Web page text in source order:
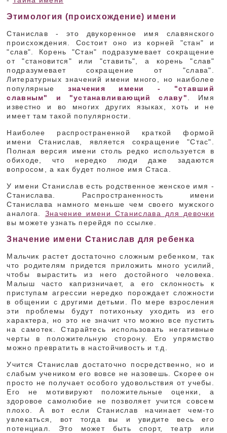
Этимология (происхождение) имени
Станислав - это двукоренное имя славянского
происхождения. Состоит оно из корней "стан" и
"слав". Корень "Стан" подразумевает сокращение
от "становится" или "ставить", а корень "слав"
подразумевает сокращение от "слава".
Литературных значений имени много, но наиболее
популярные значения имени - "ставший
славным" и "устанавливающий славу"
. Имя
известно и во многих других языках, хоть и не
имеет там такой популярности.
Наиболее распространенной краткой формой
имени Станислав, является сокращение "Стас".
Полная версия имени столь редко используется в
обиходе, что нередко люди даже задаются
вопросом, а как будет полное имя Стаса.
У имени Станислав есть родственное женское имя -
Станислава. Распространенность имени
Станислава намного меньше чем своего мужского
аналога. Значение имени Станислава для девочки
вы можете узнать перейдя по ссылке.
Значение имени Станислав для ребенка
Мальчик растет достаточно сложным ребенком, так
что родителям придется приложить много усилий,
чтобы вырастить из него достойного человека.
Малыш часто капризничает, а его склонность к
приступам агрессии нередко порождает сложности
в общении с другими детьми. По мере взросления
эти проблемы будут потихоньку уходить из его
характера, но это не значит что можно все пустить
на самотек. Старайтесь использовать негативные
черты в положительную сторону. Его упрямство
можно превратить в настойчивость и т.д.
Учится Станислав достаточно посредственно, но и
слабым учеником его вовсе не назовешь. Скорее он
просто не получает особого удовольствия от учебы.
Его не мотивируют положительные оценки, а
здоровое самолюбие не позволяет учится совсем
плохо. А вот если Станислав начинает чем-то
увлекаться, вот тогда вы и увидите весь его
потенциал. Это может быть спорт, театр или